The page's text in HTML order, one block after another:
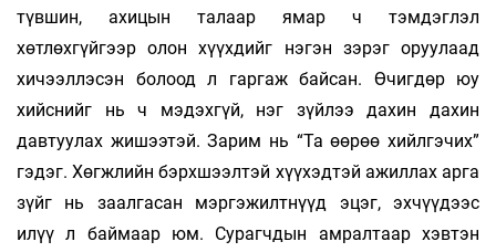
түвшин, ахицын талаар ямар ч тэм­дэглэл
хөтлөхгүйгээр олон хүүхдийг нэгэн зэрэг оруулаад
хичээллэсэн болоод л гаргаж байсан. Өчигдөр юу
хийснийг нь ч мэдэхгүй, нэг зүйлээ дахин дахин
давтуулах жишээтэй. Зарим нь “Та өөрөө хийлгэчих”
гэдэг. Хөгжлийн бэрхшээлтэй хүүхэдтэй ажиллах арга
зүйг нь заалгасан мэр­гэжилтнүүд эцэг, эхчүүдээс
илүү л баймаар юм. Сурагчдын амралтаар хэвтэн